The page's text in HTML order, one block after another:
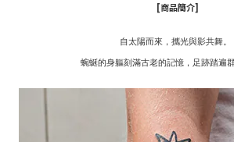
[商品簡介]
自太陽而來，攜光與影共舞。
蜿蜒的身軀刻滿古老的記憶，足跡踏遍群